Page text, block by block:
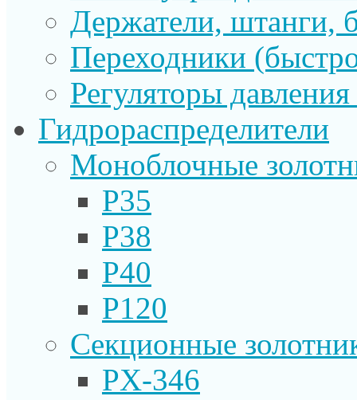
Держатели, штанги,
Переходники
Регуляторы
Гидрораспределители
Моноблочные
P35
P38
P40
P120
Секционные
PX-346